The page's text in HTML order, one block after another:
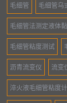
毛细管 毛细管乌
毛细管法测定液体
毛细管粘度测试
沥青流变仪 流变
淬火液毛细管粘度计